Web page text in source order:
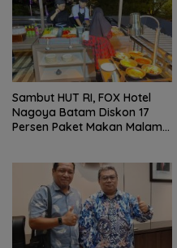
Sambut HUT RI, FOX Hotel
Nagoya Batam Diskon 17
Persen Paket Makan Malam